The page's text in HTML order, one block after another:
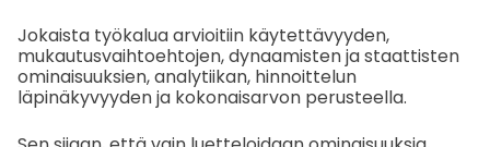
Jokaista työkalua arvioitiin käytettävyyden,
mukautusvaihtoehtojen, dynaamisten ja staattisten
ominaisuuksien, analytiikan, hinnoittelun
läpinäkyvyyden ja kokonaisarvon perusteella.